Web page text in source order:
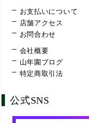
お支払いについて
店舗アクセス
お問合わせ
会社概要
山年園ブログ
特定商取引法
公式SNS